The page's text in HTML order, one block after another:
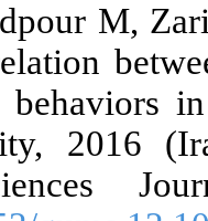
2.
study of
and self-
Gachsaran
Medical